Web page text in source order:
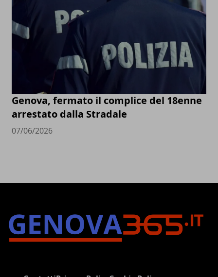
Genova, fermato il complice del 18enne
arrestato dalla Stradale
07/06/2026